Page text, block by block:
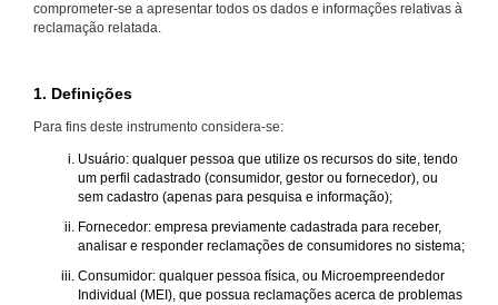
comprometer-se a apresentar todos os dados e informações relativas à
reclamação relatada.
1. Definições
Para fins deste instrumento considera-se:
Usuário: qualquer pessoa que utilize os recursos do site, tendo
um perfil cadastrado (consumidor, gestor ou fornecedor), ou
sem cadastro (apenas para pesquisa e informação);
Fornecedor: empresa previamente cadastrada para receber,
analisar e responder reclamações de consumidores no sistema;
Consumidor: qualquer pessoa física, ou Microempreendedor
Individual (MEI), que possua reclamações acerca de problemas